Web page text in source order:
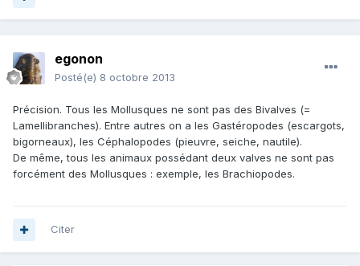
egonon
Posté(e) 8 octobre 2013
Précision. Tous les Mollusques ne sont pas des Bivalves (=
Lamellibranches). Entre autres on a les Gastéropodes (escargots,
bigorneaux), les Céphalopodes (pieuvre, seiche, nautile).
De même, tous les animaux possédant deux valves ne sont pas
forcément des Mollusques : exemple, les Brachiopodes.
Citer